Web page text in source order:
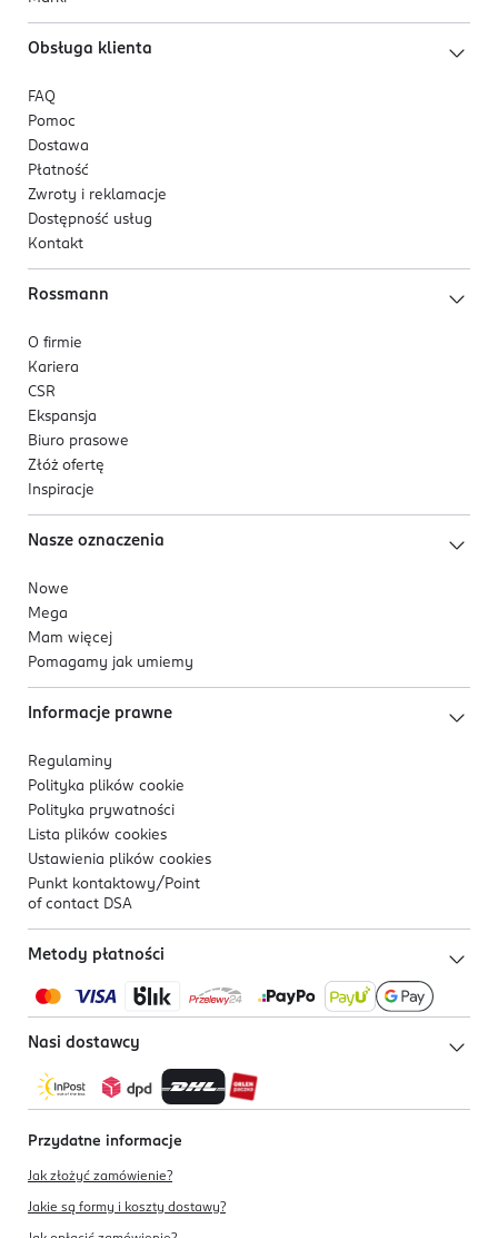
Obsługa klienta
FAQ
Pomoc
Dostawa
Płatność
Zwroty i reklamacje
Dostępność usług
Kontakt
Rossmann
O firmie
Kariera
CSR
Ekspansja
Biuro prasowe
Złóż ofertę
Inspiracje
Nasze oznaczenia
Nowe
Mega
Mam więcej
Pomagamy jak umiemy
Informacje prawne
Regulaminy
Polityka plików cookie
Polityka prywatności
Lista plików cookies
Ustawienia plików cookies
Punkt kontaktowy/ Point
of contact DSA
Metody płatności
Nasi dostawcy
Przydatne informacje
Jak złożyć zamówienie?
Jakie są formy i koszty dostawy?